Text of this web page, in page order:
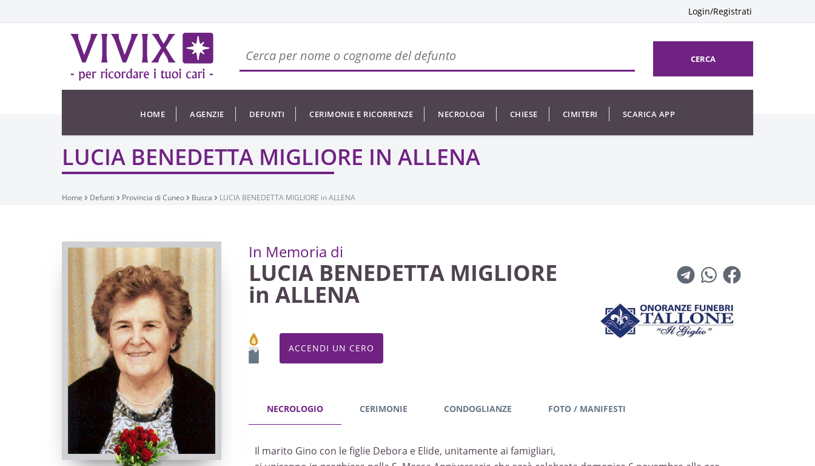
Login/Registrati
CERCA
HOME AGENZIE DEFUNTI CERIMONIE E RICORRENZE NECROLOGI CHIESE CIMITERI SCARICA APP
LUCIA BENEDETTA MIGLIORE IN ALLENA
Home Defunti Provincia di Cuneo Busca LUCIA BENEDETTA MIGLIORE in ALLENA
In Memoria di
LUCIA BENEDETTA MIGLIORE
in ALLENA
ACCENDI UN CERO
NECROLOGIO CERIMONIE CONDOGLIANZE FOTO / MANIFESTI
Il marito Gino con le figlie Debora e Elide, unitamente ai famigliari,